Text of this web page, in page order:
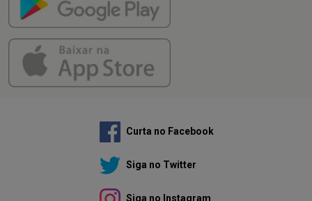
Curta no Facebook
Siga no Twitter
Siga no Instagram